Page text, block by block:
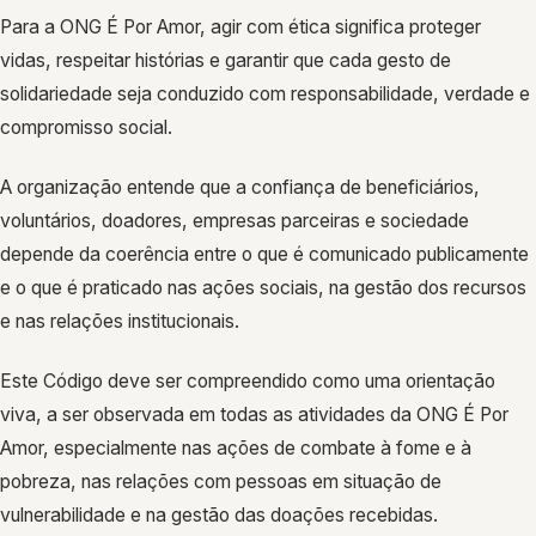
Para a ONG É Por Amor, agir com ética significa proteger
vidas, respeitar histórias e garantir que cada gesto de
solidariedade seja conduzido com responsabilidade, verdade e
compromisso social.
A organização entende que a confiança de beneficiários,
voluntários, doadores, empresas parceiras e sociedade
depende da coerência entre o que é comunicado publicamente
e o que é praticado nas ações sociais, na gestão dos recursos
e nas relações institucionais.
Este Código deve ser compreendido como uma orientação
viva, a ser observada em todas as atividades da ONG É Por
Amor, especialmente nas ações de combate à fome e à
pobreza, nas relações com pessoas em situação de
vulnerabilidade e na gestão das doações recebidas.